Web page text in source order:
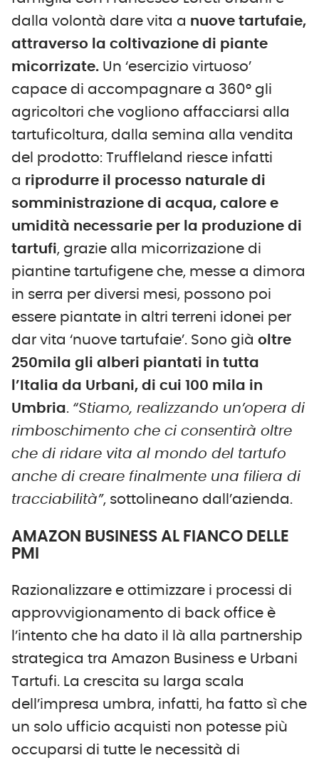
dalla volontà dare vita a nuove tartufaie,
attraverso la coltivazione di piante
micorrizate. Un ‘esercizio virtuoso’
capace di accompagnare a 360° gli
agricoltori che vogliono affacciarsi alla
tartuficoltura, dalla semina alla vendita
del prodotto: Truffleland riesce infatti
a riprodurre il processo naturale di
somministrazione di acqua, calore e
umidità necessarie per la produzione di
tartufi, grazie alla micorrizazione di
piantine tartufigene che, messe a dimora
in serra per diversi mesi, possono poi
essere piantate in altri terreni idonei per
dar vita ‘nuove tartufaie’. Sono già oltre
250mila gli alberi piantati in tutta
l’Italia da Urbani, di cui 100 mila in
Umbria. “Stiamo, realizzando un’opera di
rimboschimento che ci consentirà oltre
che di ridare vita al mondo del tartufo
anche di creare finalmente una filiera di
tracciabilità”, sottolineano dall’azienda.
AMAZON BUSINESS AL FIANCO DELLE
PMI
Razionalizzare e ottimizzare i processi di
approvvigionamento di back office è
l’intento che ha dato il là alla partnership
strategica tra Amazon Business e Urbani
Tartufi. La crescita su larga scala
dell’impresa umbra, infatti, ha fatto sì che
un solo ufficio acquisti non potesse più
occuparsi di tutte le necessità di